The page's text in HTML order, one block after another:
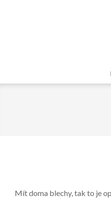
Mít doma blechy, tak to je